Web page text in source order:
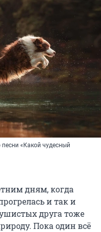
«Какой чудесный
дням, когда
и так и
друга тоже
Пока один всё